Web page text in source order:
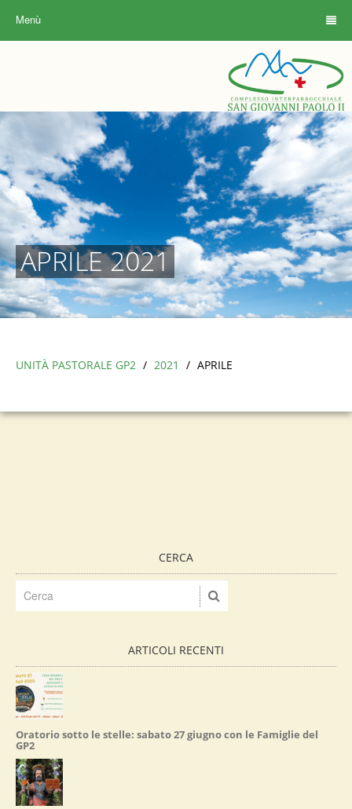
Menù
APRILE 2021
UNITÀ PASTORALE GP2 / 2021 / APRILE
CERCA
ARTICOLI RECENTI
Oratorio sotto le stelle: sabato 27 giugno con le Famiglie del
GP2